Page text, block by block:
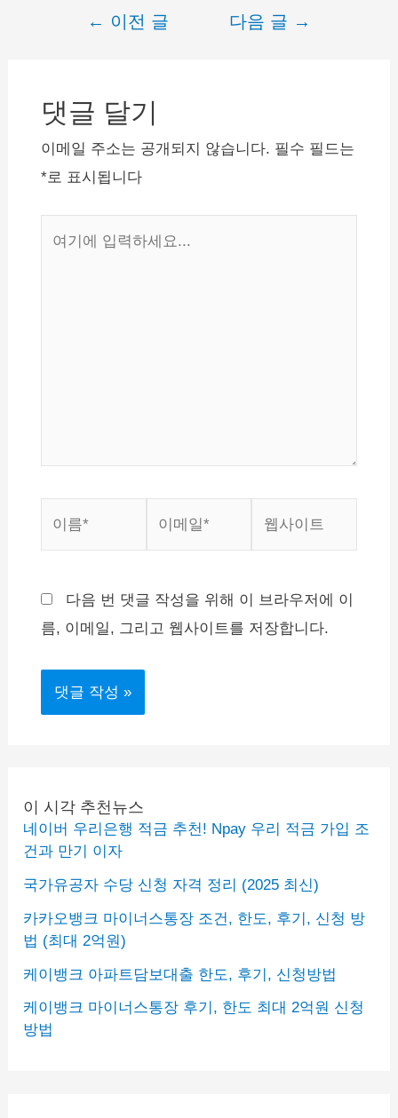
게
← 이전 글 다음 글 →
댓글 달기
이메일 주소는 공개되지 않습니다. 필수 필드는
*로 표시됩니다
*
트
다음 번 댓글 작성을 위해 이 브라우저에 이
름, 이메일, 그리고 웹사이트를 저장합니다.
이 시각 추천뉴스
네이버 우리은행 적금 추천! Npay 우리 적금 가입 조
건과 만기 이자
국가유공자 수당 신청 자격 정리 (2025 최신)
카카오뱅크 마이너스통장 조건, 한도, 후기, 신청 방
법 (최대 2억원)
케이뱅크 아파트담보대출 한도, 후기, 신청방법
케이뱅크 마이너스통장 후기, 한도 최대 2억원 신청
방법